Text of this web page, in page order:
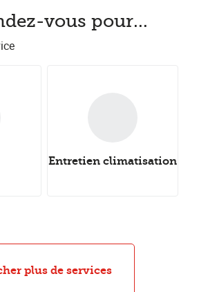
vous pour...
Entretien climatisation
Caravancheck
Grand entretien
plus de services